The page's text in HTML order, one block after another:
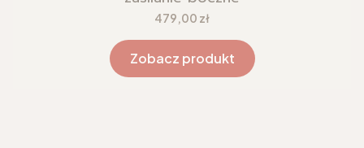
Cena
479,00 zł
Zobacz produkt